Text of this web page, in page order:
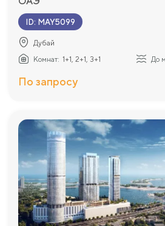
ID: MAY5099
Дубай
Комнат: 1+1, 2+1, 3+1 До
По запросу